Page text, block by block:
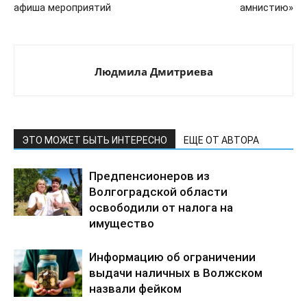
афиша мероприятий
амнистию»
Людмила Дмитриева
ЭТО МОЖЕТ БЫТЬ ИНТЕРЕСНО ЕЩЕ ОТ АВТОРА
Предпенсионеров из
Волгоградской области
освободили от налога на
имущество
Информацию об ограничении
выдачи наличных в Волжском
назвали фейком